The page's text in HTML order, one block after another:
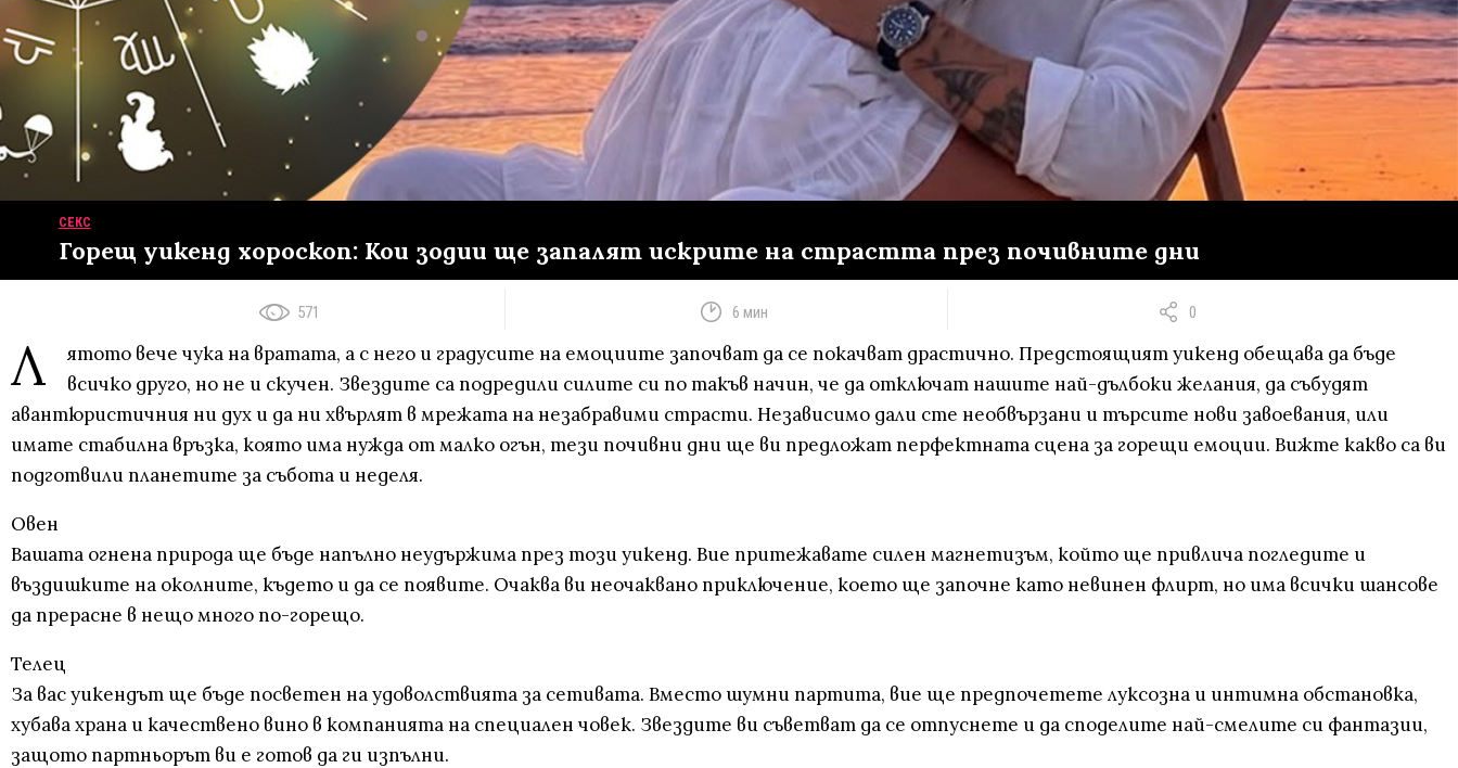
СЕКС
Горещ уикенд хороскоп: Кои зодии ще запалят искрите на страстта през почивните дни
571 6 мин 0
Л
ятото вече чука на вратата, а с него и градусите на емоциите започват да се покачват драстично. Предстоящият уикенд обещава да бъде
всичко друго, но не и скучен. Звездите са подредили силите си по такъв начин, че да отключат нашите най-дълбоки желания, да събудят
авантюристичния ни дух и да ни хвърлят в мрежата на незабравими страсти. Независимо дали сте необвързани и търсите нови завоевания, или
имате стабилна връзка, която има нужда от малко огън, тези почивни дни ще ви предложат перфектната сцена за горещи емоции. Вижте какво са ви
подготвили планетите за събота и неделя.
Овен
Вашата огнена природа ще бъде напълно неудържима през този уикенд. Вие притежавате силен магнетизъм, който ще привлича погледите и
въздишките на околните, където и да се появите. Очаква ви неочаквано приключение, което ще започне като невинен флирт, но има всички шансове
да прерасне в нещо много по-горещо.
Телец
За вас уикендът ще бъде посветен на удоволствията за сетивата. Вместо шумни партита, вие ще предпочетете луксозна и интимна обстановка,
хубава храна и качествено вино в компанията на специален човек. Звездите ви съветват да се отпуснете и да споделите най-смелите си фантазии,
защото партньорът ви е готов да ги изпълни.